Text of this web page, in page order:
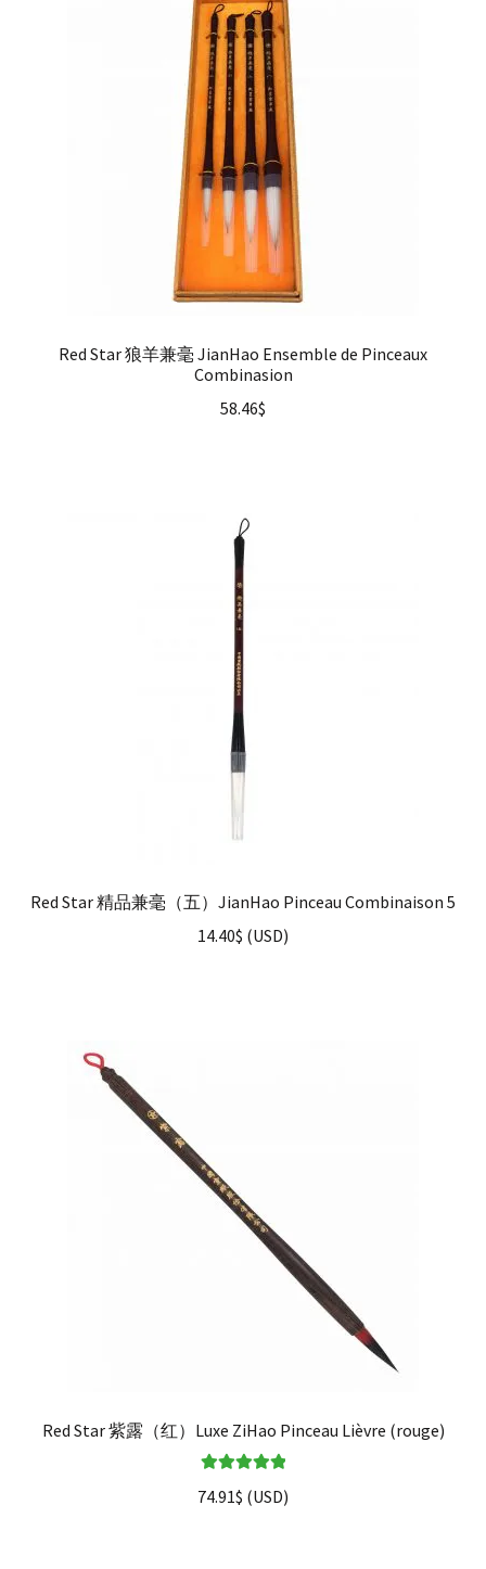
Red Star 狼羊兼毫 JianHao Ensemble de Pinceaux
Combinasion
58.46$
Red Star 精品兼毫（五）JianHao Pinceau Combinaison 5
14.40$ (USD)
Red Star 紫露（红）Luxe ZiHao Pinceau Lièvre (rouge)
5
74.91$ (USD)